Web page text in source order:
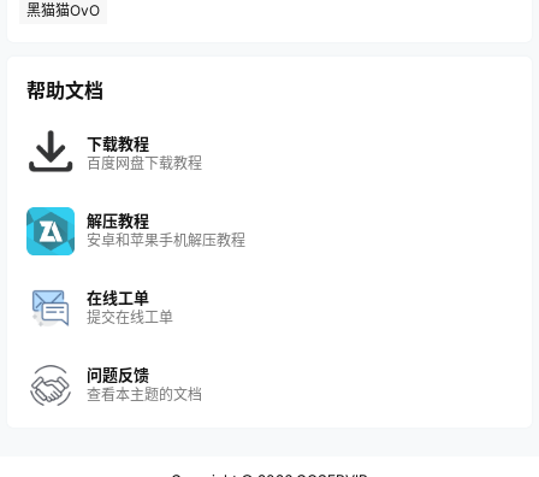
黑猫猫OvO
帮助文档
下载教程
百度网盘下载教程
解压教程
安卓和苹果手机解压教程
在线工单
提交在线工单
问题反馈
查看本主题的文档